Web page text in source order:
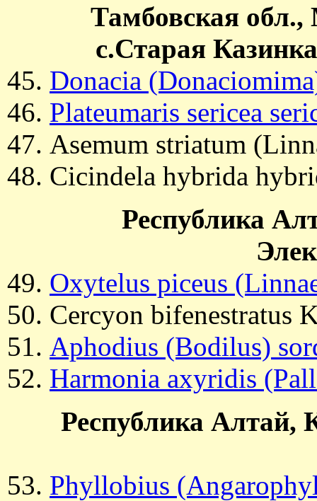
Тамбовская
с.Старая
Donacia
Plateumaris sericea
Asemum striatum
Cicindela hybrida
Республика
Oxytelus piceus
Cercyon bifenestratus
Aphodius (Bodilus)
Harmonia axyridis
Республика Алтай,
Phyllobius